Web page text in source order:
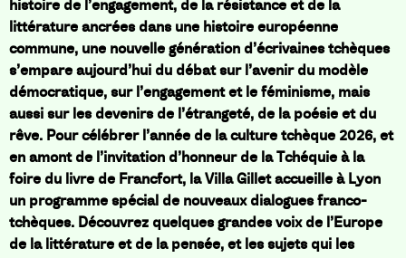
histoire de l’engagement, de la résistance et de la
littérature ancrées dans une histoire européenne
commune, une nouvelle génération d’écrivaines tchèques
s’empare aujourd’hui du débat sur l’avenir du modèle
démocratique, sur l’engagement et le féminisme, mais
aussi sur les devenirs de l’étrangeté, de la poésie et du
rêve. Pour célébrer l’année de la culture tchèque 2026, et
en amont de l’invitation d’honneur de la Tchéquie à la
foire du livre de Francfort, la Villa Gillet accueille à Lyon
un programme spécial de nouveaux dialogues franco-
tchèques. Découvrez quelques grandes voix de l’Europe
de la littérature et de la pensée, et les sujets qui les